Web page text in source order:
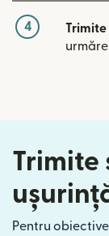
4 Trimite
Trimite
Pentru